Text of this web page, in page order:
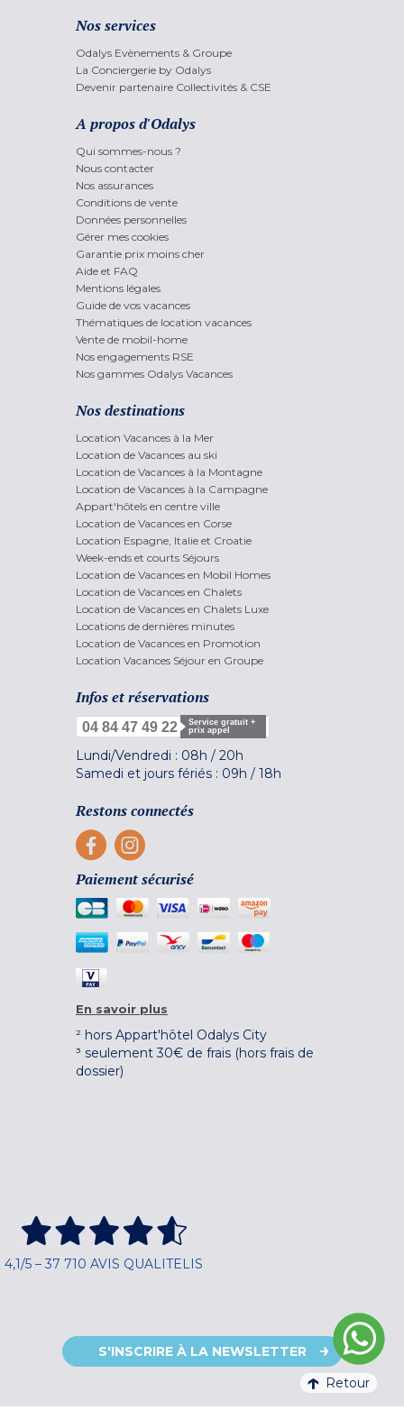
Nos services
Odalys Evènements & Groupe
La Conciergerie by Odalys
Devenir partenaire Collectivités & CSE
A propos d'Odalys
Qui sommes-nous ?
Nous contacter
Nos assurances
Conditions de vente
Données personnelles
Gérer mes cookies
Garantie prix moins cher
Aide et FAQ
Mentions légales
Guide de vos vacances
Thématiques de location vacances
Vente de mobil-home
Nos engagements RSE
Nos gammes Odalys Vacances
Nos destinations
Location Vacances à la Mer
Location de Vacances au ski
Location de Vacances à la Montagne
Location de Vacances à la Campagne
Appart'hôtels en centre ville
Location de Vacances en Corse
Location Espagne, Italie et Croatie
Week-ends et courts Séjours
Location de Vacances en Mobil Homes
Location de Vacances en Chalets
Location de Vacances en Chalets Luxe
Locations de dernières minutes
Location de Vacances en Promotion
Location Vacances Séjour en Groupe
Infos et réservations
04 84 47 49 22
Service gratuit +
prix appel
Lundi/Vendredi : 08h / 20h
Samedi et jours fériés : 09h / 18h
Restons connectés
Paiement sécurisé
En savoir plus
² hors Appart'hôtel Odalys City
³ seulement 30€ de frais (hors frais de
dossier)
4,1/5 – 37 710 AVIS QUALITELIS
S'INSCRIRE À LA NEWSLETTER
Retour